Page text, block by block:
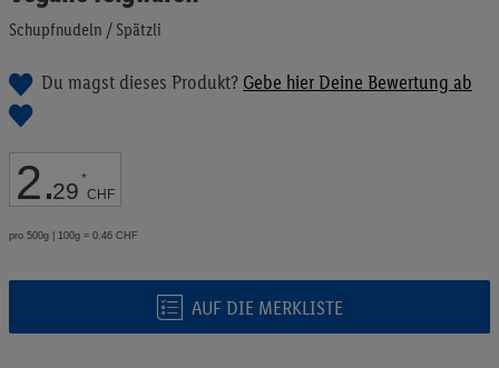
Schupfnudeln / Spätzli
Du magst dieses Produkt? Gebe hier Deine Bewertung ab
2.29 *
CHF
pro 500g | 100g = 0.46 CHF
AUF DIE MERKLISTE
Bildgalerie
springen